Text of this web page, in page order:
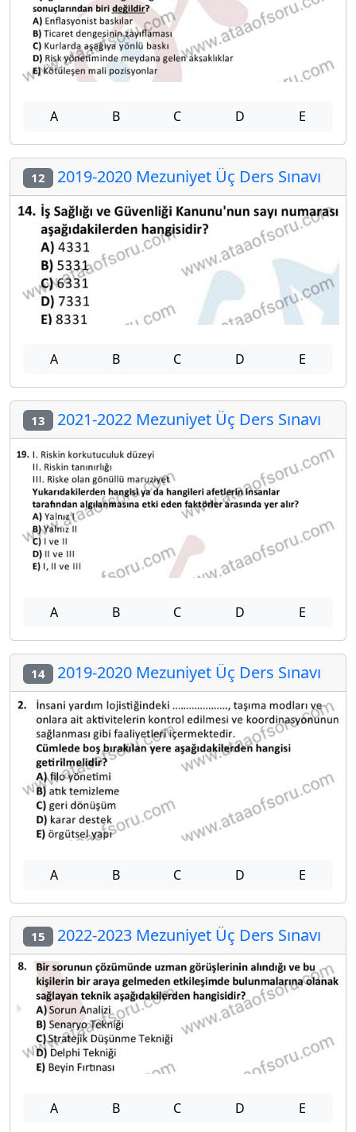
A B C D E
12 2019-2020 Mezuniyet Üç Ders Sınavı
A B C D E
13 2021-2022 Mezuniyet Üç Ders Sınavı
A B C D E
14 2019-2020 Mezuniyet Üç Ders Sınavı
A B C D E
15 2022-2023 Mezuniyet Üç Ders Sınavı
A B C D E